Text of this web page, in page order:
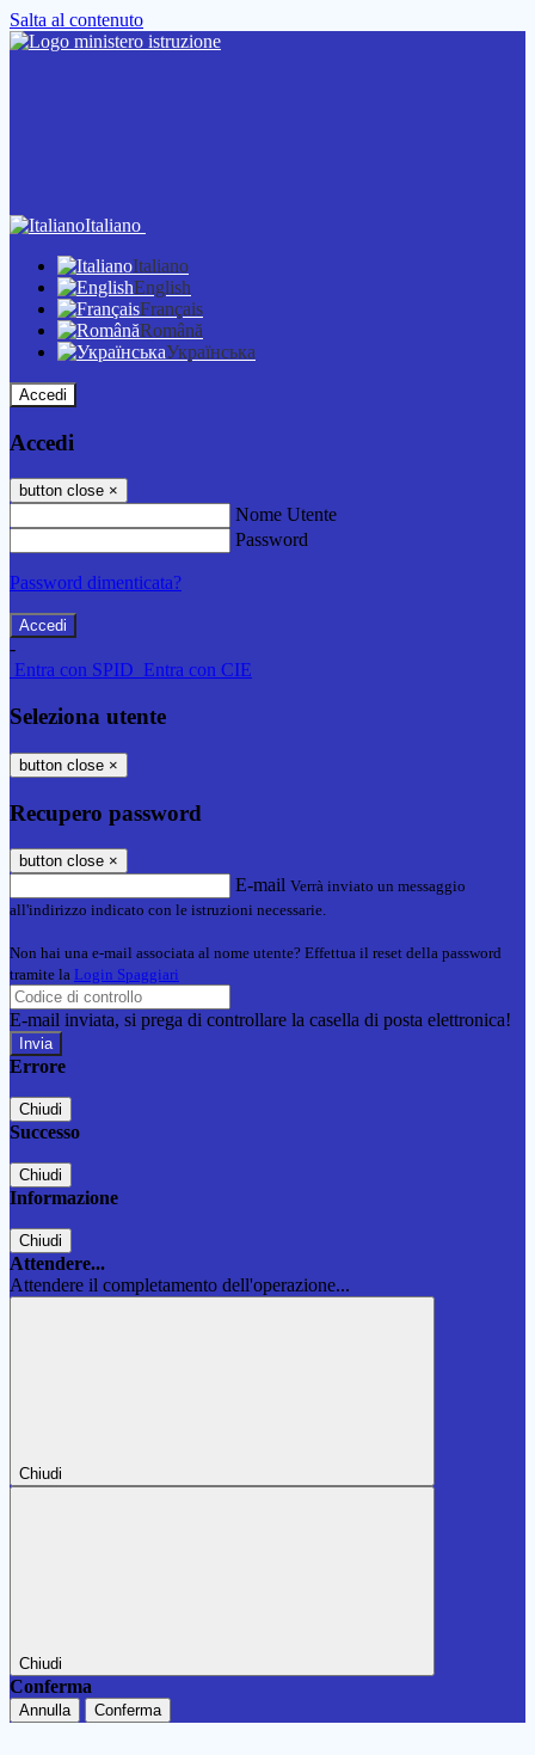
Salta al contenuto
Italiano
Italiano
English
Français
Română
Українська
Accedi
Accedi
button close ×
Nome Utente
Password
Password dimenticata?
-
Entra con SPID Entra con CIE
Seleziona utente
button close ×
Recupero password
button close ×
E-mail Verrà inviato un messaggio
all'indirizzo indicato con le istruzioni necessarie.
Non hai una e-mail associata al nome utente? Effettua il reset della password
tramite la Login Spaggiari
E-mail inviata, si prega di controllare la casella di posta elettronica!
Errore
Chiudi
Successo
Chiudi
Informazione
Chiudi
Attendere...
Attendere il completamento dell'operazione...
Chiudi
Chiudi
Conferma
Annulla Conferma